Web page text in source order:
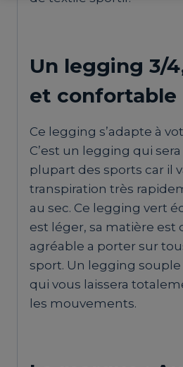
Un legging 3/
et confortable
Ce legging s’adapte à
C’est un legging qui
plupart des sports car il
transpiration très
au sec. Ce legging vert
est léger, sa matière est
agréable a porter sur
sport. Un legging
qui vous laissera
les mouvements.